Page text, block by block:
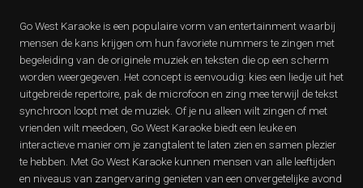
Go West Karaoke is een populaire vorm van entertainment waarbij
mensen de kans krijgen om hun favoriete nummers te zingen met
begeleiding van de originele muziek en teksten die op een scherm
worden weergegeven. Het concept is eenvoudig: kies een liedje uit het
uitgebreide repertoire, pak de microfoon en zing mee terwijl de tekst
synchroon loopt met de muziek. Of je nu alleen wilt zingen of met
vrienden wilt meedoen, Go West Karaoke biedt een leuke en
interactieve manier om je zangtalent te laten zien en samen plezier
te hebben. Met Go West Karaoke kunnen mensen van alle leeftijden
en niveaus van zangervaring genieten van een onvergetelijke avond